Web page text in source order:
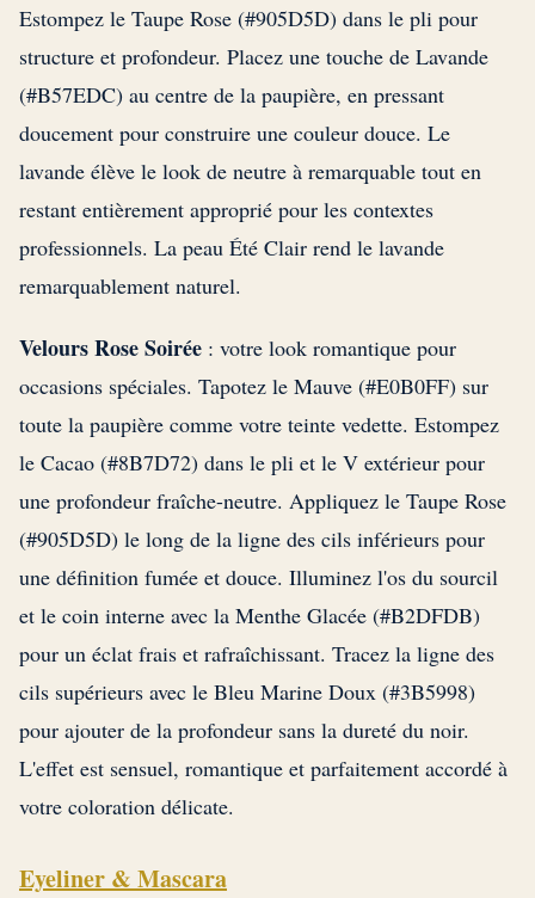
Estompez le Taupe Rose (#905D5D) dans le pli pour
structure et profondeur. Placez une touche de Lavande
(#B57EDC) au centre de la paupière, en pressant
doucement pour construire une couleur douce. Le
lavande élève le look de neutre à remarquable tout en
restant entièrement approprié pour les contextes
professionnels. La peau Été Clair rend le lavande
remarquablement naturel.
Velours Rose Soirée : votre look romantique pour
occasions spéciales. Tapotez le Mauve (#E0B0FF) sur
toute la paupière comme votre teinte vedette. Estompez
le Cacao (#8B7D72) dans le pli et le V extérieur pour
une profondeur fraîche-neutre. Appliquez le Taupe Rose
(#905D5D) le long de la ligne des cils inférieurs pour
une définition fumée et douce. Illuminez l'os du sourcil
et le coin interne avec la Menthe Glacée (#B2DFDB)
pour un éclat frais et rafraîchissant. Tracez la ligne des
cils supérieurs avec le Bleu Marine Doux (#3B5998)
pour ajouter de la profondeur sans la dureté du noir.
L'effet est sensuel, romantique et parfaitement accordé à
votre coloration délicate.
Eyeliner & Mascara